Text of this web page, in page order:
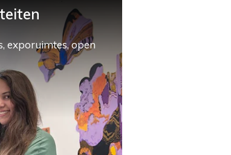
exporuimtes, open